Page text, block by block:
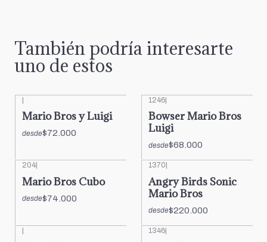
También podría interesarte
uno de estos
Mario Bros y Luigi
desde$72.000
1246
Bowser Mario Bros
Luigi
desde$68.000
204
Mario Bros Cubo
desde$74.000
1370
Angry Birds Sonic
Mario Bros
desde$220.000
| 1346|